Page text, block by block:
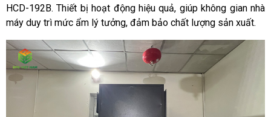
HCD-192B. Thiết bị hoạt động hiệu quả, giúp không gian nhà
máy duy trì mức ẩm lý tưởng, đảm bảo chất lượng sản xuất.